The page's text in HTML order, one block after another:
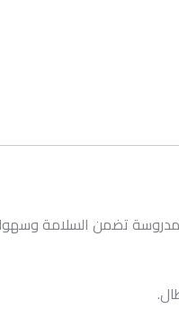
مدروسة تضمن السلامة